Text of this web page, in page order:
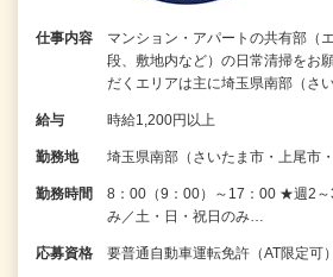
仕事内容
マンション・アパートの共有部（
段、敷地内など）の日常清掃をお
だくエリアは主に埼玉県南部（さ
給与 時給1,200円以上
勤務地 埼玉県南部（さいたま市・上尾市
勤務時間
8：00（9：00）～17：00 ★週2
み／土・日・祝日のみ…
応募資格 要普通自動車運転免許（AT限定可）